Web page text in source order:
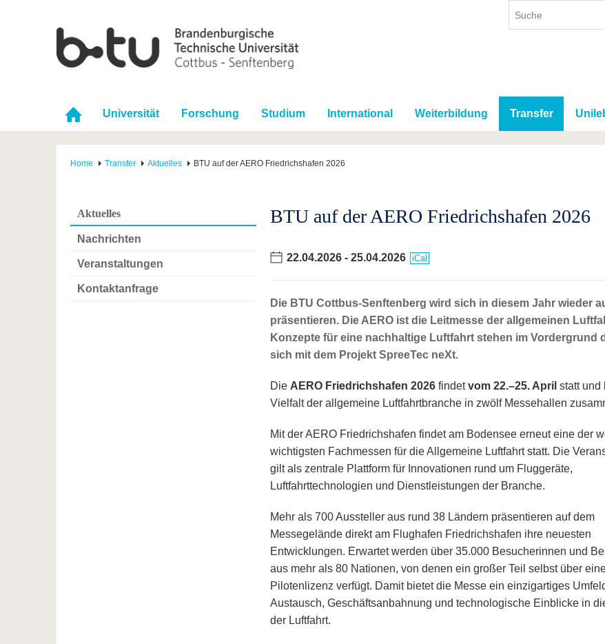
Universität Forschung Studium International Weiterbildung Transfer
Home Transfer Aktuelles BTU auf der AERO Friedrichshafen 2026
Aktuelles
Nachrichten
Veranstaltungen
Kontaktanfrage
BTU auf der AERO Friedrichshafen 2026
22.04.2026 - 25.04.2026 iCal
Die BTU Cottbus-Senftenberg wird sich in diesem Jahr wieder
präsentieren. Die AERO ist die Leitmesse der allgemeinen
Konzepte für eine nachhaltige Luftfahrt stehen im Vordergrund
sich mit dem Projekt SpreeTec neXt.
Die AERO Friedrichshafen 2026 findetvom 22.–25. April statt und
Vielfalt der allgemeine Luftfahrtbranche in zwölf Messehallen
Mit der AERO Friedrichshafen findet am Bodensee erneut eine der
wichtigsten Fachmessen für die Allgemeine Luftfahrt statt. Die
gilt als zentrale Plattform für Innovationen rund um Fluggeräte,
Luftfahrttechnologien und Dienstleistungen der Branche.
Mehr als 700 Aussteller aus rund 38 Ländern präsentieren auf dem
Messegelände direkt am Flughafen Friedrichshafen ihre neuesten
Entwicklungen. Erwartet werden über 35.000 Besucherinnen und
aus mehr als 80 Nationen, von denen ein großer Teil selbst über
Pilotenlizenz verfügt. Damit bietet die Messe ein einzigartiges
Austausch, Geschäftsanbahnung und technologische Einblicke in
der Luftfahrt.